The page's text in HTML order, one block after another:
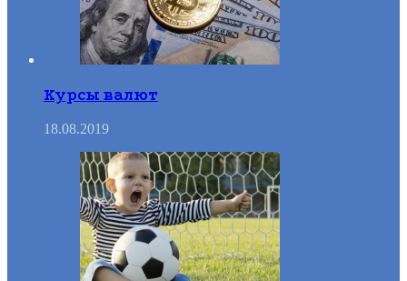
Курсы валют
18.08.2019